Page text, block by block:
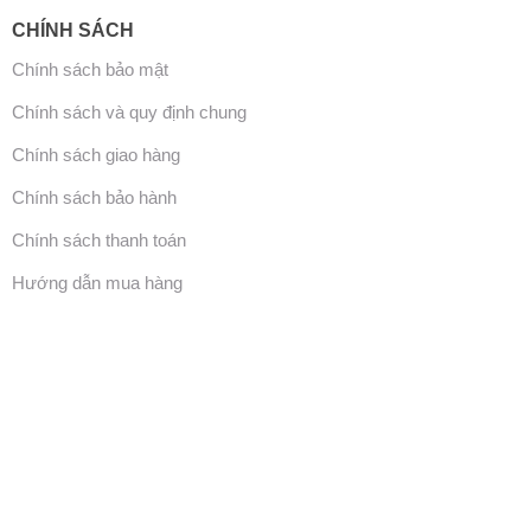
CHÍNH SÁCH
Chính sách bảo mật
Chính sách và quy định chung
Chính sách giao hàng
Chính sách bảo hành
Chính sách thanh toán
Hướng dẫn mua hàng